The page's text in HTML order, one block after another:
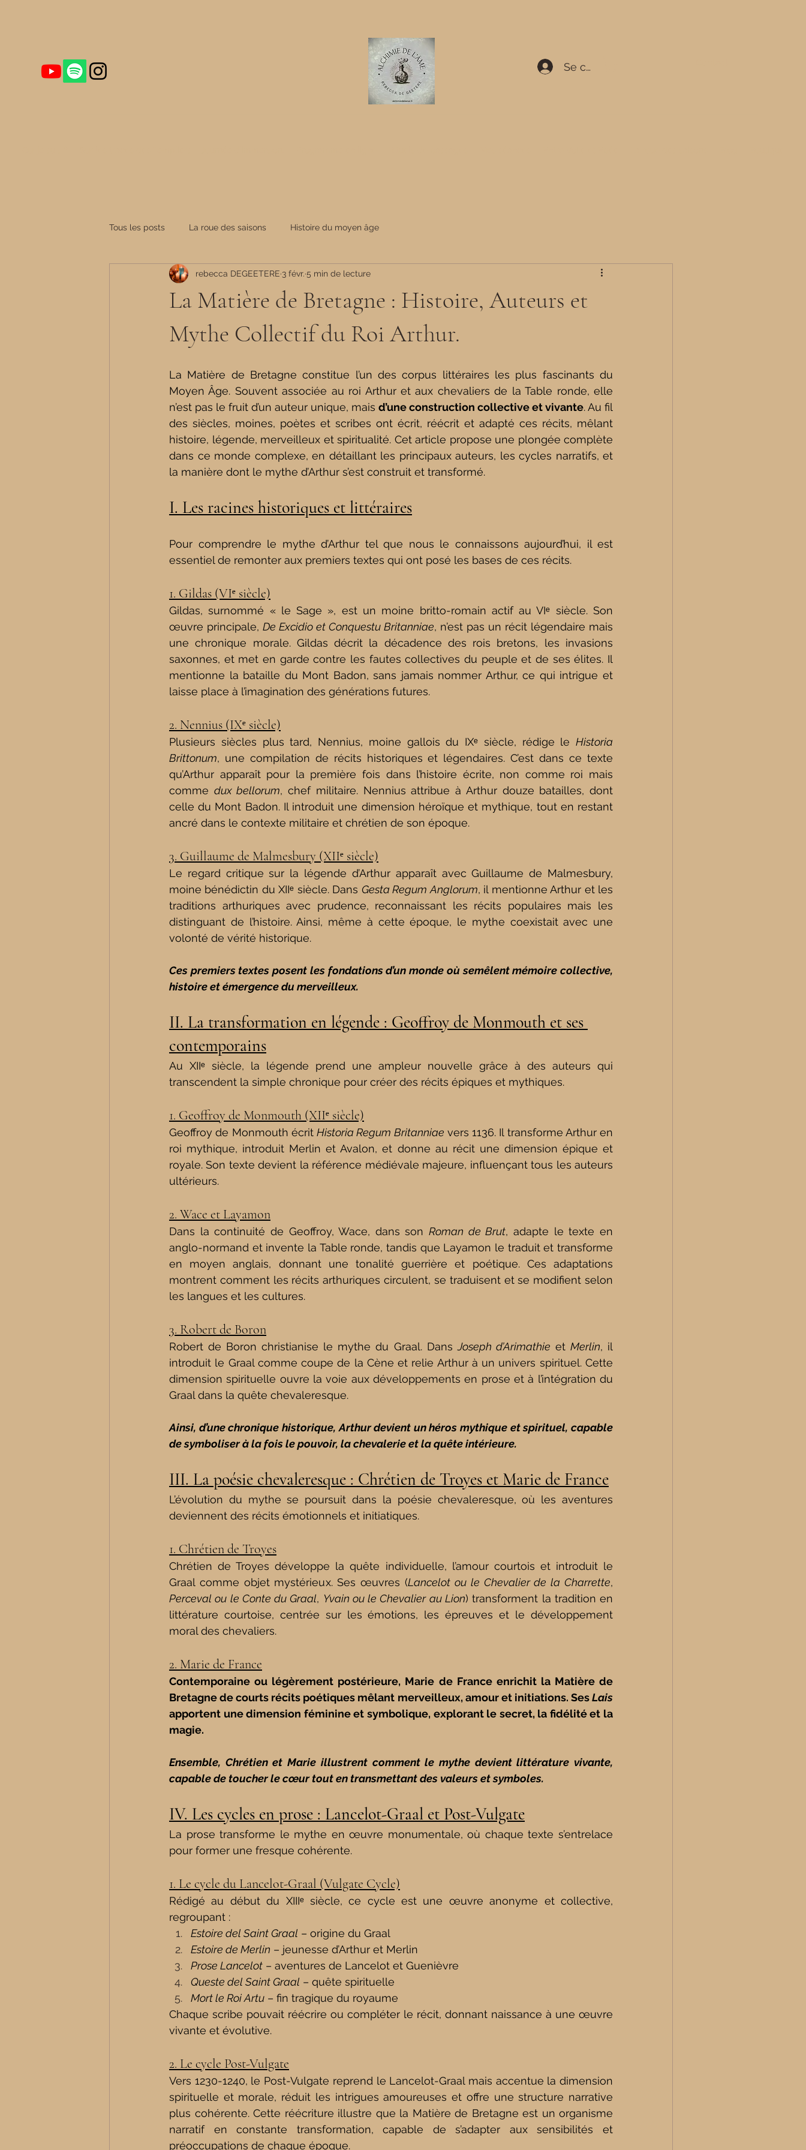
Se connecter
Tous les posts La roue des saisons Histoire du moyen âge
La Matière de Bretagne : Histoire, Auteurs et
Mythe Collectif du Roi Arthur.
rebecca DEGEETERE 3 févr. 5 min de lecture
La Matière de Bretagne constitue l’un des corpus littéraires les plus fascinants du
Moyen Âge. Souvent associée au roi Arthur et aux chevaliers de la Table ronde, elle
n’est pas le fruit d’un auteur unique, mais d’une construction collective et vivante. Au fil
des siècles, moines, poètes et scribes ont écrit, réécrit et adapté ces récits, mêlant
histoire, légende, merveilleux et spiritualité. Cet article propose une plongée complète
dans ce monde complexe, en détaillant les principaux auteurs, les cycles narratifs, et
la manière dont le mythe d’Arthur s’est construit et transformé.
I. Les racines historiques et littéraires
Pour comprendre le mythe d’Arthur tel que nous le connaissons aujourd’hui, il est
essentiel de remonter aux premiers textes qui ont posé les bases de ces récits.
1. Gildas (VIᵉ siècle)
Gildas, surnommé « le Sage », est un moine britto-romain actif au VIᵉ siècle. Son
œuvre principale, De Excidio et Conquestu Britanniae, n’est pas un récit légendaire mais
une chronique morale. Gildas décrit la décadence des rois bretons, les invasions
saxonnes, et met en garde contre les fautes collectives du peuple et de ses élites. Il
mentionne la bataille du Mont Badon, sans jamais nommer Arthur, ce qui intrigue et
laisse place à l’imagination des générations futures.
2. Nennius (IXᵉ siècle)
Plusieurs siècles plus tard, Nennius, moine gallois du IXᵉ siècle, rédige le Historia
Brittonum, une compilation de récits historiques et légendaires. C’est dans ce texte
qu’Arthur apparaît pour la première fois dans l’histoire écrite, non comme roi mais
comme dux bellorum, chef militaire. Nennius attribue à Arthur douze batailles, dont
celle du Mont Badon. Il introduit une dimension héroïque et mythique, tout en restant
ancré dans le contexte militaire et chrétien de son époque.
3. Guillaume de Malmesbury (XIIᵉ siècle)
Le regard critique sur la légende d’Arthur apparaît avec Guillaume de Malmesbury,
moine bénédictin du XIIᵉ siècle. Dans Gesta Regum Anglorum, il mentionne Arthur et les
traditions arthuriques avec prudence, reconnaissant les récits populaires mais les
distinguant de l’histoire. Ainsi, même à cette époque, le mythe coexistait avec une
volonté de vérité historique.
Ces premiers textes posent les fondations d’un monde où semêlent mémoire collective,
histoire et émergence du merveilleux.
II. La transformation en légende : Geoffroy de Monmouth et ses
contemporains
Au XIIᵉ siècle, la légende prend une ampleur nouvelle grâce à des auteurs qui
transcendent la simple chronique pour créer des récits épiques et mythiques.
1. Geoffroy de Monmouth (XIIᵉ siècle)
Geoffroy de Monmouth écrit Historia Regum Britanniae vers 1136. Il transforme Arthur en
roi mythique, introduit Merlin et Avalon, et donne au récit une dimension épique et
royale. Son texte devient la référence médiévale majeure, influençant tous les auteurs
ultérieurs.
2. Wace et Layamon
Dans la continuité de Geoffroy, Wace, dans son Roman de Brut, adapte le texte en
anglo-normand et invente la Table ronde, tandis que Layamon le traduit et transforme
en moyen anglais, donnant une tonalité guerrière et poétique. Ces adaptations
montrent comment les récits arthuriques circulent, se traduisent et se modifient selon
les langues et les cultures.
3. Robert de Boron
Robert de Boron christianise le mythe du Graal. Dans Joseph d’Arimathie et Merlin, il
introduit le Graal comme coupe de la Cène et relie Arthur à un univers spirituel. Cette
dimension spirituelle ouvre la voie aux développements en prose et à l’intégration du
Graal dans la quête chevaleresque.
Ainsi, d’une chronique historique, Arthur devient un héros mythique et spirituel, capable
de symboliser à la fois le pouvoir, la chevalerie et la quête intérieure.
III. La poésie chevaleresque : Chrétien de Troyes et Marie de France
L’évolution du mythe se poursuit dans la poésie chevaleresque, où les aventures
deviennent des récits émotionnels et initiatiques.
1. Chrétien de Troyes
Chrétien de Troyes développe la quête individuelle, l’amour courtois et introduit le
Graal comme objet mystérieux. Ses œuvres (Lancelot ou le Chevalier de la Charrette
Perceval ou le Conte du Graal, Yvain ou le Chevalier au Lion) transforment la tradition en
littérature courtoise, centrée sur les émotions, les épreuves et le développement
moral des chevaliers.
2. Marie de France
Contemporaine ou légèrement postérieure, Marie de France enrichit la Matière de
Bretagne de courts récits poétiques mêlant merveilleux, amour et initiations. Ses Lais
apportent une dimension féminine et symbolique, explorant le secret, la fidélité et la
magie.
Ensemble, Chrétien et Marie illustrent comment le mythe devient littérature vivante,
capable de toucher le cœur tout en transmettant des valeurs et symboles.
IV. Les cycles en prose : Lancelot-Graal et Post-Vulgate
La prose transforme le mythe en œuvre monumentale, où chaque texte s’entrelace
pour former une fresque cohérente.
1. Le cycle du Lancelot-Graal (Vulgate Cycle)
Rédigé au début du XIIIᵉ siècle, ce cycle est une œuvre anonyme et collective,
regroupant :
Estoire del Saint Graal – origine du Graal
Estoire de Merlin – jeunesse d’Arthur et Merlin
Prose Lancelot – aventures de Lancelot et Guenièvre
Queste del Saint Graal – quête spirituelle
Mort le Roi Artu – fin tragique du royaume
Chaque scribe pouvait réécrire ou compléter le récit, donnant naissance à une œuvre
vivante et évolutive.
2. Le cycle Post-Vulgate
Vers 1230-1240, le Post-Vulgate reprend le Lancelot-Graal mais accentue la dimension
spirituelle et morale, réduit les intrigues amoureuses et offre une structure narrative
plus cohérente. Cette réécriture illustre que la Matière de Bretagne est un organisme
narratif en constante transformation, capable de s’adapter aux sensibilités et
préoccupations de chaque époque.